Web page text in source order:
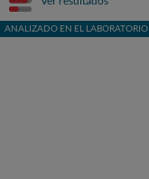
ANALIZADO EN EL LABORATORIO